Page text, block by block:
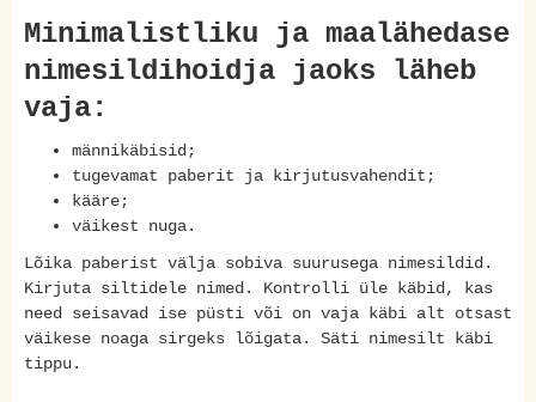
Minimalistliku ja maalähedase
nimesildihoidja jaoks läheb
vaja:
männikäbisid;
tugevamat paberit ja kirjutusvahendit;
kääre;
väikest nuga.
Lõika paberist välja sobiva suurusega nimesildid.
Kirjuta siltidele nimed. Kontrolli üle käbid, kas
need seisavad ise püsti või on vaja käbi alt otsast
väikese noaga sirgeks lõigata. Säti nimesilt käbi
tippu.